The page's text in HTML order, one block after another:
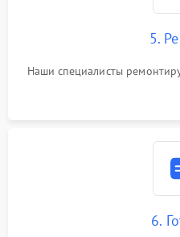
5.
Наши специалисты
6.